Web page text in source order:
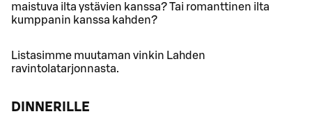
maistuva ilta ystävien kanssa? Tai romanttinen ilta
kumppanin kanssa kahden?
Listasimme muutaman vinkin Lahden
ravintolatarjonnasta.
DINNERILLE